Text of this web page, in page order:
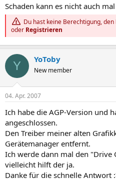
Schaden kann es nicht auch
Du hast keine Berechtigung,
oder Registrieren
Y YoToby
New member
04. Apr. 2007
Ich habe die AGP-Version und
angeschlossen.
Den Treiber meiner alten
Gerätemanager entfernt.
Ich werde dann mal den "Drive
vielleicht hilft der ja.
Danke für die schnelle Antwort